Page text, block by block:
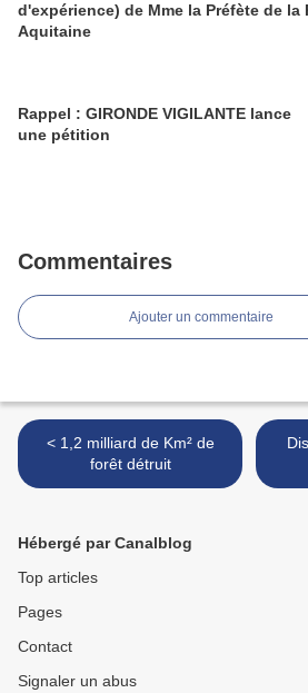
d'expérience) de Mme la Préfète de la
Aquitaine
Rappel : GIRONDE VIGILANTE lance
une pétition
Commentaires
Ajouter un commentaire
< 1,2 milliard de Km² de
forêt détruit
Hébergé par Canalblog
Top articles
Pages
Contact
Signaler un abus